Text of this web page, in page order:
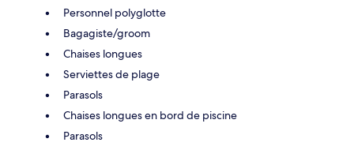
Personnel polyglotte
Bagagiste/groom
Chaises longues
Serviettes de plage
Parasols
Chaises longues en bord de piscine
Parasols